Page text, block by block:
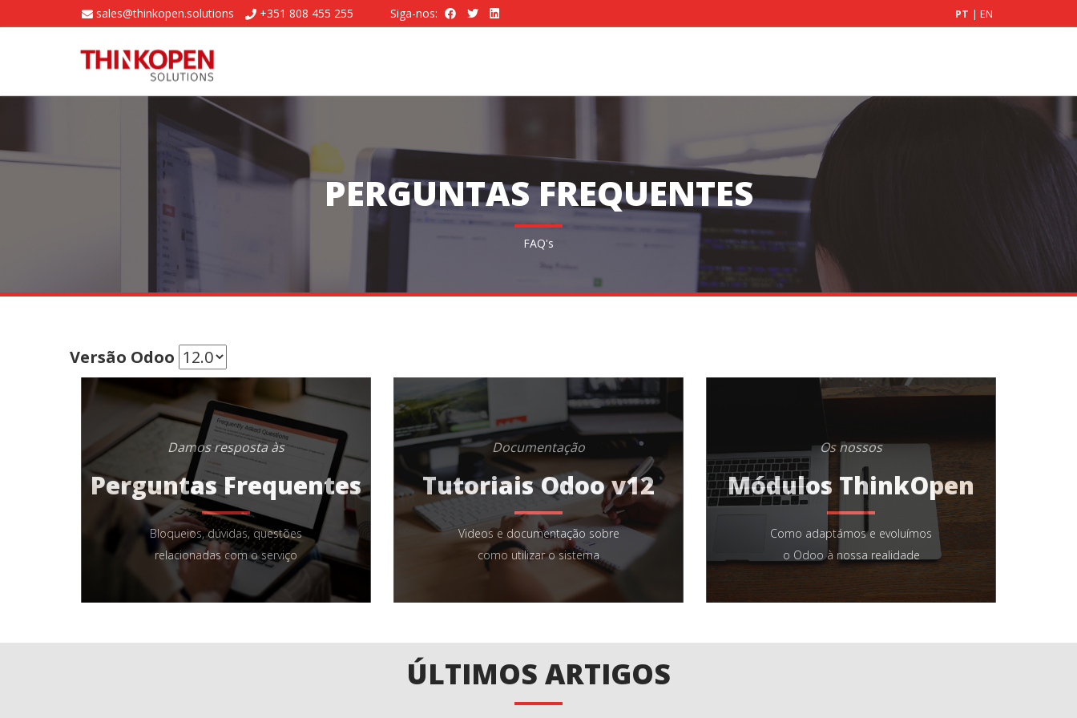
sales@thinkopen.solutions +351 808 455 255 Siga-nos: PT | EN
PERGUNTAS FREQUENTES
FAQ's
Versão Odoo
Damos resposta às
Perguntas Frequentes
Bloqueios, dúvidas, questões
relacionadas com o serviço
Documentação
Tutoriais Odoo v12
Videos e documentação sobre
como utilizar o sistema
Os nossos
Módulos ThinkOpen
Como adaptámos e evoluímos
o Odoo à nossa realidade
ÚLTIMOS ARTIGOS